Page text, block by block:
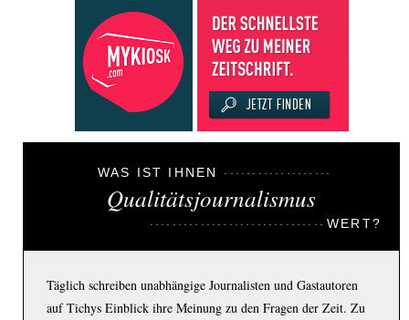
WAS IST IHNEN
Qualitätsjournalismus
WERT?
Täglich schreiben unabhängige Journalisten und Gastautoren
auf Tichys Einblick ihre Meinung zu den Fragen der Zeit. Zu